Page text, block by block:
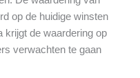
op de huidige winsten
krijgt de waardering op
verwachten te gaan